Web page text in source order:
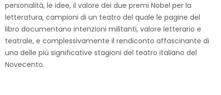
personalità, le idee, il valore dei due premi Nobel per la
letteratura, campioni di un teatro del quale le pagine del
libro documentano intenzioni militanti, valore letterario e
teatrale, e complessivamente il rendiconto affascinante di
una delle più significative stagioni del teatro italiano del
Novecento.